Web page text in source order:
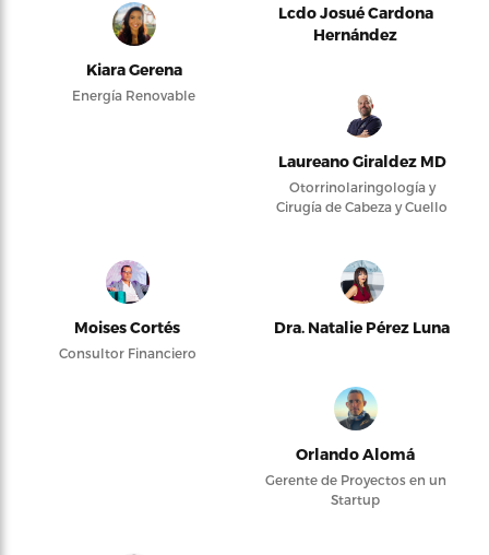
Kiara Gerena
Energía Renovable
Lcdo Josué Cardona
Hernández
Laureano Giraldez MD
Otorrinolaringología y
Cirugía de Cabeza y Cuello
Moises Cortés
Consultor Financiero
Dra. Natalie Pérez Luna
Orlando Alomá
Gerente de Proyectos en un
Startup